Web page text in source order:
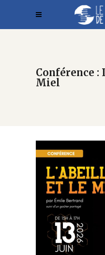
Conférence :
Miel